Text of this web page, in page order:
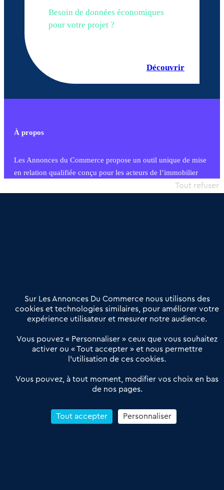
Besoin de données économiques
pour votre projet ?
Découvrir
À propos
Les Annonces du Commerce propose un outil unique de mise
en relation qualifiée conçu pour les acteurs de l’immobilier
commercial et les collectivités territoriales, simple et intégrant
Offres Pro
Actualités
Qui sommes nous ?
Derniers articles
Réseau 3C : un partenaire national dédié aux transactions
Petitscommerces : Un partenariat au service du commerce de
proximité et des territoires
Reprendre un Restaurant Rapide
Sur Les Annonces Du Commerce nous utilisons des
cookies et technologies similaires, pour améliorer votre
expérience utilisateur et mesurer notre audience.
Vous pouvez « Personnaliser » ceux que vous souhaitez
activer ou « Tout accepter » et nous permettre
l’utilisation de ces cookies.
Vous pouvez, à tout moment, modifier vos choix en bas
de nos pages.
Tout accepter
Tout refuser
Personnaliser